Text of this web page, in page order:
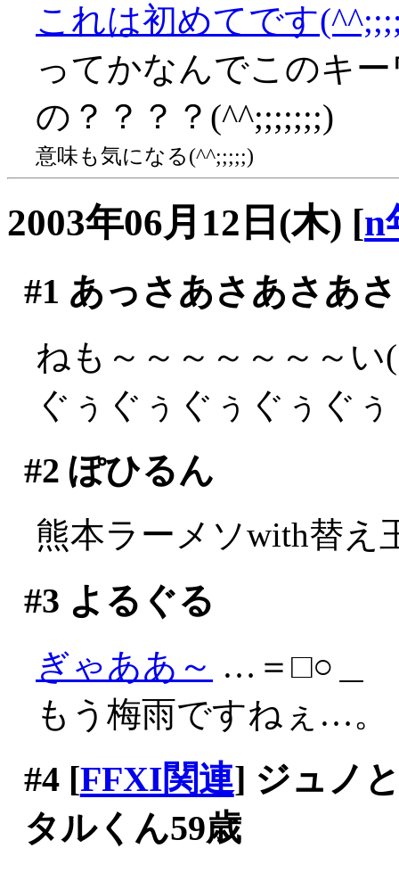
これは初めてです
ってかなんでこのキ
の？？？？(^^;;;;;;;)
意味も気になる(^^;;;;;)
2003年06月12日(木) [n
#1 あっさあさあさあ
ねも～～～～～～～い
ぐぅぐぅぐぅぐぅぐ
#2 ぽひるん
熊本ラーメソwith替え
#3 よるぐる
ぎゃああ～ …＝□○＿
もう梅雨ですねぇ…。
#4[FFXI関連] ジュノ
タルくん59歳